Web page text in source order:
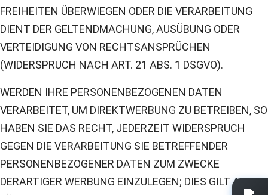
FREIHEITEN ÜBERWIEGEN ODER DIE VERARBEITUNG
DIENT DER GELTENDMACHUNG, AUSÜBUNG ODER
VERTEIDIGUNG VON RECHTSANSPRÜCHEN
(WIDERSPRUCH NACH ART. 21 ABS. 1 DSGVO).
WERDEN IHRE PERSONENBEZOGENEN DATEN
VERARBEITET, UM DIREKTWERBUNG ZU BETREIBEN, SO
HABEN SIE DAS RECHT, JEDERZEIT WIDERSPRUCH
GEGEN DIE VERARBEITUNG SIE BETREFFENDER
PERSONENBEZOGENER DATEN ZUM ZWECKE
DERARTIGER WERBUNG EINZULEGEN; DIES GILT AUCH